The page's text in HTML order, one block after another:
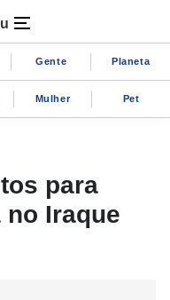
Gente Planeta
Mulher Pet
para
Iraque